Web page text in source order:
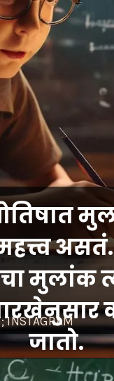
INSTAGRAM
मुलांक
जातो.